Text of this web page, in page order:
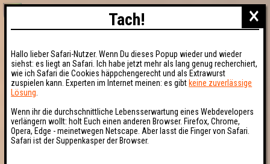
×
Tach!
Hallo lieber Safari-Nutzer. Wenn Du dieses Popup wieder und wieder
siehst: es liegt an Safari. Ich habe jetzt mehr als lang genug recherchiert,
wie ich Safari die Cookies häppchengerecht und als Extrawurst
zuspielen kann. Experten im Internet meinen: es gibt keine zuverlässige
Lösung
Wenn ihr die durchschnittliche Lebensserwartung eines Webdevelopers
verlängern wollt: holt Euch einen anderen Browser. Firefox, Chrome,
Opera, Edge - meinetwegen Netscape. Aber lasst die Finger von Safari.
Safari ist der Suppenkasper der Browser.